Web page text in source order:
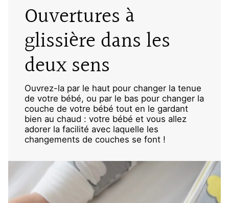
Ouvertures à
glissière dans les
deux sens
Ouvrez-la par le haut pour changer la tenue
de votre bébé, ou par le bas pour changer la
couche de votre bébé tout en le gardant
bien au chaud : votre bébé et vous allez
adorer la facilité avec laquelle les
changements de couches se font !